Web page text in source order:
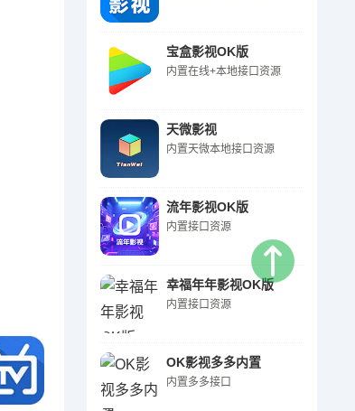
宝盒影视OK版
内置在线+本地接口资源
天微影视
内置天微本地接口资源
流年影视OK版
内置接口资源
幸福年年影视OK版
内置接口资源
OK影视多多内置
内置多多接口